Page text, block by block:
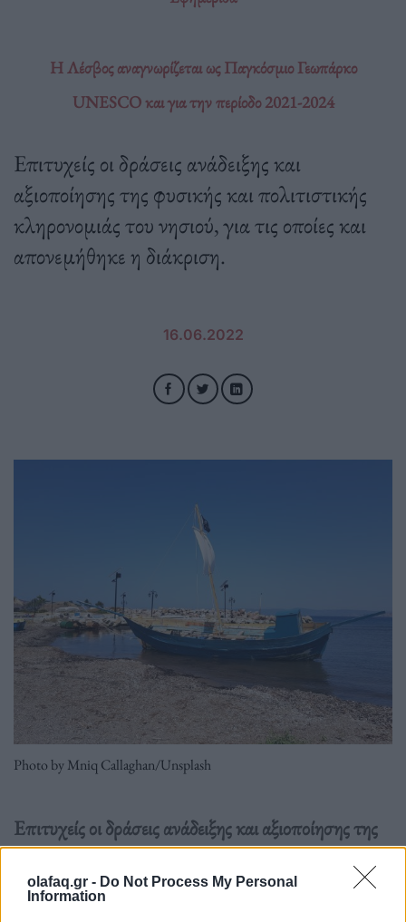
olafaq.gr - Do Not Process My Personal
Information
Η Λέσβος αναγνωρίζεται ως Παγκόσμιο Γεωπάρκο
UNESCO και για την περίοδο 2021-2024
Επιτυχείς οι δράσεις ανάδειξης και
αξιοποίησης της φυσικής και πολιτιστικής
κληρονομιάς του νησιού, για τις οποίες και
απονεμήθηκε η διάκριση.
16.06.2022
Photo by Mniq Callaghan/Unsplash
Επιτυχείς οι δράσεις ανάδειξης και αξιοποίησης της
φυσικής και πολιτιστικής κληρονομιάς του νησιού,
για τις οποίες και απονεμήθηκε η διάκριση.